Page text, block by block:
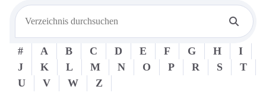
# A B C D E F G H
I
J
K L M N O P R S
T
U
V W Z